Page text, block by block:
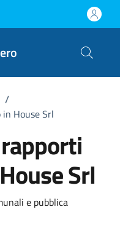
/
House Srl
Srl
e pubblica